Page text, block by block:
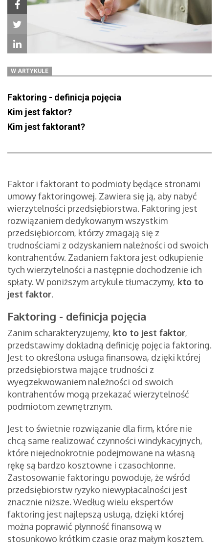
W ARTYKULE
Faktoring - definicja pojęcia
Kim jest faktor?
Kim jest faktorant?
Faktor i faktorant to podmioty będące stronami
umowy faktoringowej. Zawiera się ją, aby nabyć
wierzytelności przedsiębiorstwa. Faktoring jest
rozwiązaniem dedykowanym wszystkim
przedsiębiorcom, którzy zmagają się z
trudnościami z odzyskaniem należności od swoich
kontrahentów. Zadaniem faktora jest odkupienie
tych wierzytelności a następnie dochodzenie ich
spłaty. W poniższym artykule tłumaczymy, kto to
jest faktor.
Faktoring - definicja pojęcia
Zanim scharakteryzujemy, kto to jest faktor,
przedstawimy dokładną definicję pojęcia faktoring.
Jest to określona usługa finansowa, dzięki której
przedsiębiorstwa mające trudności z
wyegzekwowaniem należności od swoich
kontrahentów mogą przekazać wierzytelność
podmiotom zewnętrznym.
Jest to świetnie rozwiązanie dla firm, które nie
chcą same realizować czynności windykacyjnych,
które niejednokrotnie podejmowane na własną
rękę są bardzo kosztowne i czasochłonne.
Zastosowanie faktoringu powoduje, że wśród
przedsiębiorstw ryzyko niewypłacalności jest
znacznie niższe. Według wielu ekspertów
faktoring jest najlepszą usługą, dzięki której
można poprawić płynność finansową w
stosunkowo krótkim czasie oraz małym kosztem.